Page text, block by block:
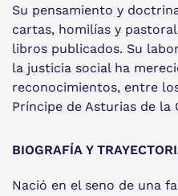
Su pensamiento y
cartas, homilías y
libros publicados. Su
la justicia social ha
reconocimientos, entre
Príncipe de Asturias de la
BIOGRAFÍA Y
Nació en el seno de una